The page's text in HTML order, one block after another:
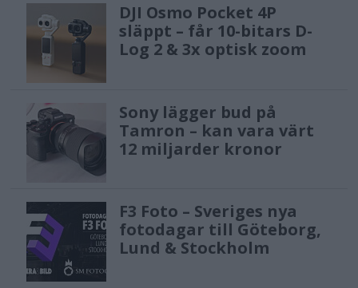
DJI Osmo Pocket 4P
släppt – får 10-bitars D-
Log 2 & 3x optisk zoom
Sony lägger bud på
Tamron – kan vara värt
12 miljarder kronor
F3 Foto – Sveriges nya
fotodagar till Göteborg,
Lund & Stockholm